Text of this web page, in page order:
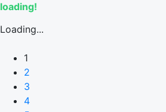
loading!
Loading...
1
2
3
4